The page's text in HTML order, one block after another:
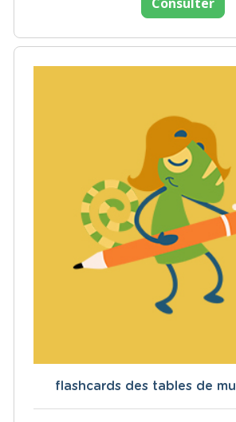
flashcards des tables de